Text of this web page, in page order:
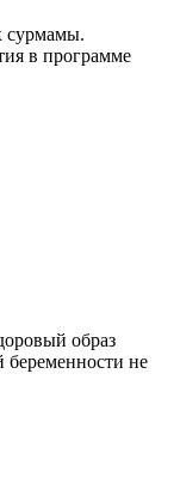
сурмамы.
в программе
образ
беременности не